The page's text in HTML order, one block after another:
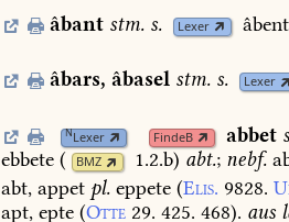
âbant stm. s. Lexer
âbars, âbasel stm. s. Lexer
NLexer FindeB abbet
ebbete ( BMZ 1.2.b) abt.; nebf.
abt, appet pl. eppete (Elis. 9828.
apt, epte (Otte 29. 425. 468). aus